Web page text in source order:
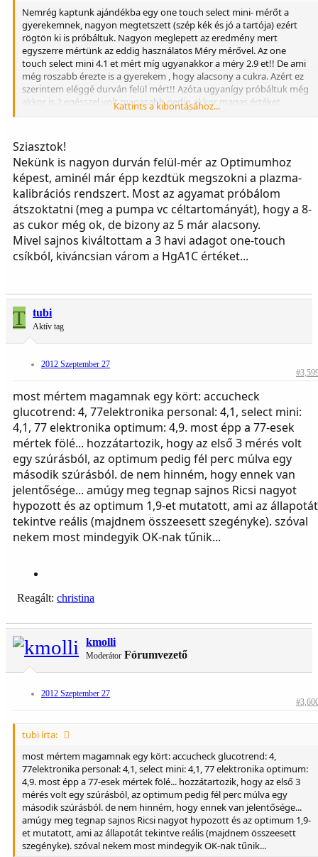
Nemrég kaptunk ajándékba egy one touch select mini- mérőt a
gyerekemnek, nagyon megtetszett (szép kék és jó a tartója) ezért
rögtön ki is próbáltuk. Nagyon meglepett az eredmény mert
egyszerre mértünk az eddig használatos Méry mérővel. Az one
touch select mini 4.1 et mért míg ugyanakkor a méry 2.9 et!! De ami
még roszabb érezte is a gyerekem , hogy alacsony a cukra. Azért ez
szerintem eléggé durván felül mért!! Azóta ugyanígy próbáltuk még
akkor is 2 egésszel volt magasabb pedig akkor magas értéket
érezte a gyerek az alacsony vc.-ot!!
Kattints a kibontásához...
Sziasztok!
Nekünk is nagyon durván felül-mér az Optimumhoz
képest, aminél már épp kezdtük megszokni a plazma-
kalibrációs rendszert. Most az agyamat próbálom
átszoktatni (meg a pumpa vc céltartományát), hogy a 8-
as cukor még ok, de bizony az 5 már alacsony.
Mivel sajnos kiváltottam a 3 havi adagot one-touch
csíkból, kiváncsian várom a HgA1C értéket...
T tubi
Aktív tag
2012 Szeptember 27
most mértem magamnak egy kört: accucheck
glucotrend: 4, 77elektronika personal: 4,1, select mini:
4,1, 77 elektronika optimum: 4,9. most épp a 77-esek
mértek fölé... hozzátartozik, hogy az első 3 mérés volt
egy szúrásból, az optimum pedig fél perc múlva egy
második szúrásból. de nem hinném, hogy ennek van
jelentősége... amúgy meg tegnap sajnos Ricsi nagyot
hypozott és az optimum 1,9-et mutatott, ami az állapotát
tekintve reális (majdnem összeesett szegényke). szóval
nekem most mindegyik OK-nak tűnik...
Reagált: christina
kmolli
Moderátor Fórumvezető
2012 Szeptember 27
tubi írta:
most mértem magamnak egy kört: accucheck glucotrend: 4,
77elektronika personal: 4,1, select mini: 4,1, 77 elektronika optimum:
4,9. most épp a 77-esek mértek fölé... hozzátartozik, hogy az első 3
mérés volt egy szúrásból, az optimum pedig fél perc múlva egy
második szúrásból. de nem hinném, hogy ennek van jelentősége...
amúgy meg tegnap sajnos Ricsi nagyot hypozott és az optimum 1,9-
et mutatott, ami az állapotát tekintve reális (majdnem összeesett
szegényke). szóval nekem most mindegyik OK-nak tűnik...